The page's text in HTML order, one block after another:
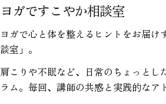
ヨガですこやか相談室
ヨガで心と体を整えるヒントをお届け
談室」。
肩こりや不眠など、日常のちょっとし
ラム。毎回、講師の共感と実践的なア